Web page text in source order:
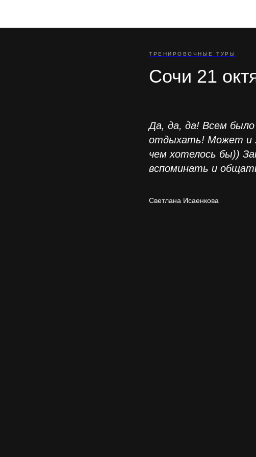
ТРЕНИРОВОЧНЫЕ ТУРЫ
Сочи 21
Да, да, да! Всем
отдыхать! Может и
чем хотелось бы))
вспоминать и
Светлана Исаенкова